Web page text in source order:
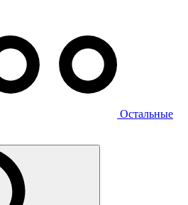
Остальные